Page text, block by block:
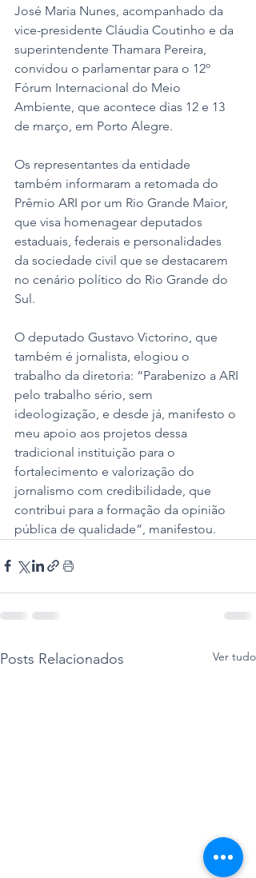
José Maria Nunes, acompanhado da
vice-presidente Cláudia Coutinho e da
superintendente Thamara Pereira,
convidou o parlamentar para o 12º
Fórum Internacional do Meio
Ambiente, que acontece dias 12 e 13
de março, em Porto Alegre.
Os representantes da entidade
também informaram a retomada do
Prêmio ARI por um Rio Grande Maior,
que visa homenagear deputados
estaduais, federais e personalidades
da sociedade civil que se destacarem
no cenário político do Rio Grande do
Sul.
O deputado Gustavo Victorino, que
também é jornalista, elogiou o
trabalho da diretoria: “Parabenizo a ARI
pelo trabalho sério, sem
ideologização, e desde já, manifesto o
meu apoio aos projetos dessa
tradicional instituição para o
fortalecimento e valorização do
jornalismo com credibilidade, que
contribui para a formação da opinião
pública de qualidade”, manifestou.
Posts Relacionados Ver tudo